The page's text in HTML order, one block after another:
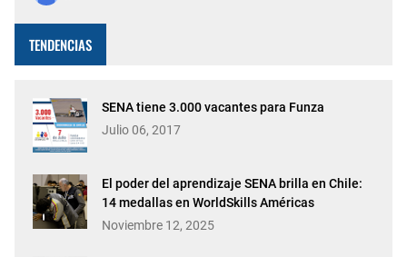
TENDENCIAS
SENA tiene 3.000 vacantes para Funza
Julio 06, 2017
El poder del aprendizaje SENA brilla en Chile:
14 medallas en WorldSkills Américas
Noviembre 12, 2025